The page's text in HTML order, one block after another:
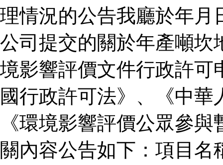
理情況的公告我廳於年月
公司提交的關於年產噸坎
境影響評價文件行政許可
國行政許可法》、《中
《環境影響評價公眾參
關內容公告如下：項目